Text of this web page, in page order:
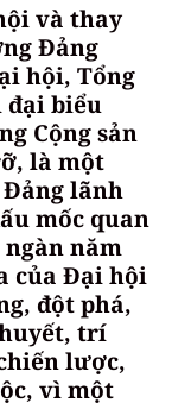
và thay
Đảng
hội, Tổng
đại biểu
Cộng sản
là một
Đảng lãnh
mốc quan
năm
của Đại hội
đột phá,
trí
lược,
vì một